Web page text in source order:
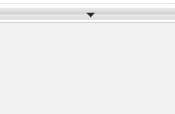
Parcs d'Attractions et de Loisirs 2026